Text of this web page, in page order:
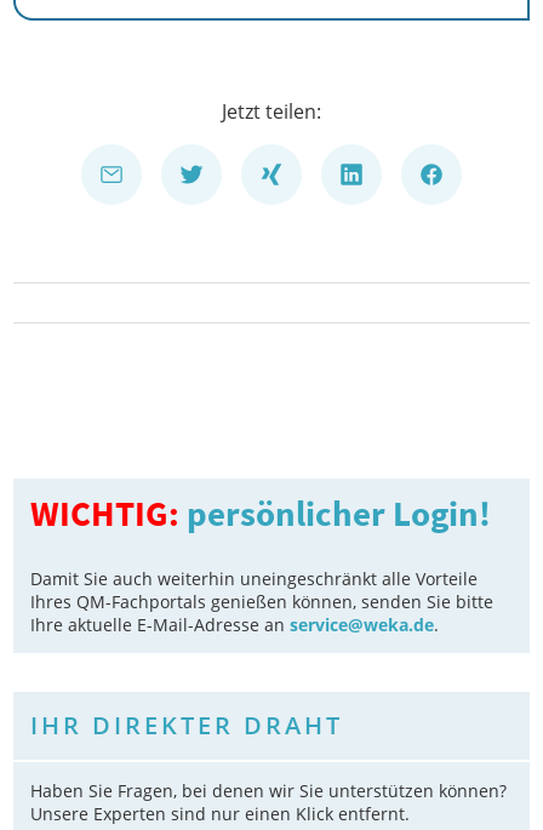
Jetzt teilen:
WICHTIG: persönlicher Login!
Damit Sie auch weiterhin uneingeschränkt alle Vorteile
Ihres QM-Fachportals genießen können, senden Sie bitte
Ihre aktuelle E-Mail-Adresse anservice@weka.de.
IHR DIREKTER DRAHT
Haben Sie Fragen, bei denen wir Sie unterstützen können?
Unsere Experten sind nur einen Klick entfernt.